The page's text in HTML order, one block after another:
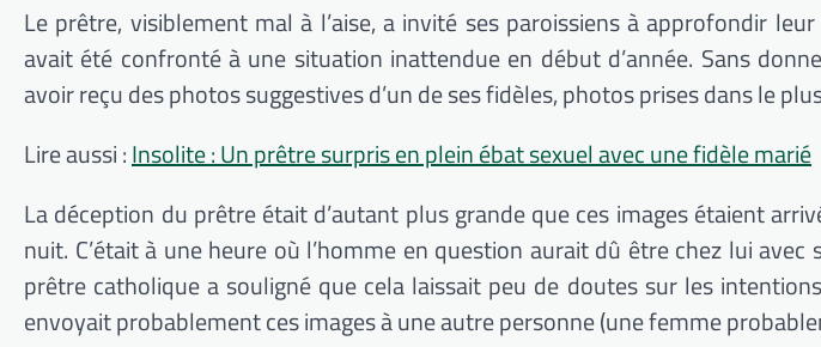
Le prêtre, visiblement mal à l’aise, a invité ses paroissiens à approfondir
avait été confronté à une situation inattendue en début d’année. Sans
avoir reçu des photos suggestives d’un de ses fidèles, photos prises dans le
Lire aussi :Insolite : Un prêtre surpris en plein ébat sexuel avec une fidèle marié
La déception du prêtre était d’autant plus grande que ces images étaient
nuit. C’était à une heure où l’homme en question aurait dû être chez lui
prêtre catholique a souligné que cela laissait peu de doutes sur les intentions
envoyait probablement ces images à une autre personne (une femme